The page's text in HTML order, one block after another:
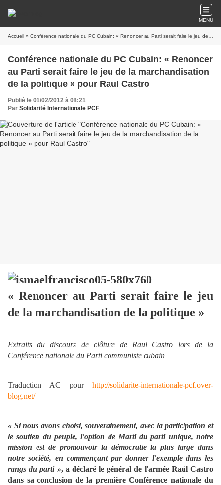
MENU
Accueil » Conférence nationale du PC Cubain: « Renoncer au Parti serait faire le jeu de la marchandisation de la politique » pour Raul Castro
Conférence nationale du PC Cubain: « Renoncer
au Parti serait faire le jeu de la marchandisation
de la politique » pour Raul Castro
Publié le 01/02/2012 à 08:21
Par Solidarité Internationale PCF
« Renoncer au Parti serait faire le jeu
de la marchandisation de la politique »
Extraits du discours de clôture de Raul Castro lors de la
Conférence nationale du Parti communiste cubain
Traduction AC pour http://solidarite-internationale-pcf.over-
blog.net/
« Si nous avons choisi, souverainement, avec la participation et
le soutien du peuple, l'option de Marti du parti unique, notre
mission est de promouvoir la démocratie la plus large dans
notre société, en commençant par donner l'exemple dans les
rangs du parti », a déclaré le général de l'armée Raúl Castro
dans sa conclusion de la première Conférence nationale du